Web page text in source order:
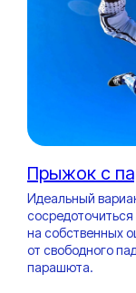
Прыжок с
Идеальный
сосредоточиться
на собственных
от свободного
парашюта.